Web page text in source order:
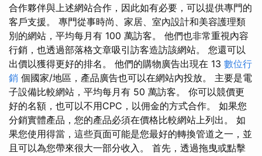
合作夥伴與上述網站合作，因此如有必要，可以提供專門的
客戶支援。 專門從事時尚、家居、室內設計和美容護理類
別的網站，平均每月有 100 萬訪客。 他們也非常重視內容
行銷，也透過部落格文章吸引訪客造訪該網站。 您還可以
出價以獲得更好的排名。 他們的購物廣告出現在 13 數位行
銷 個國家/地區，產品廣告也可以在網站內投放。 主要是電
子設備比較網站，平均每月有 50 萬訪客。 你可以競價更
好的名額，也可以不用CPC，以佣金的方式合作。 如果您
分銷實體產品，您的產品必須在價格比較網站上列出。 如
果您使用得當，這些頁面可能是您最好的轉換管道之一，並
且可以為您帶來很大一部分收入。 首先，透過拖曳或點擊